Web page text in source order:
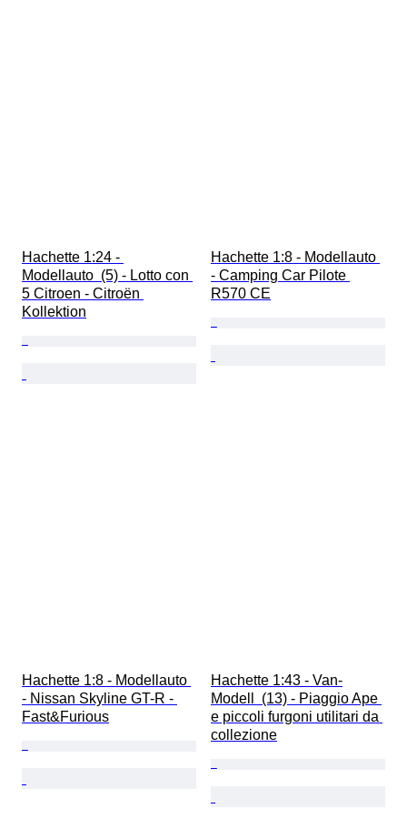
Hachette 1:24 -
Modellauto  (5) - Lotto con
5 Citroen - Citroën
Kollektion
Hachette 1:8 - Modellauto
- Camping Car Pilote
R570 CE
Hachette 1:8 - Modellauto
- Nissan Skyline GT-R -
Fast&Furious
Hachette 1:43 - Van-
Modell  (13) - Piaggio Ape
e piccoli furgoni utilitari da
collezione